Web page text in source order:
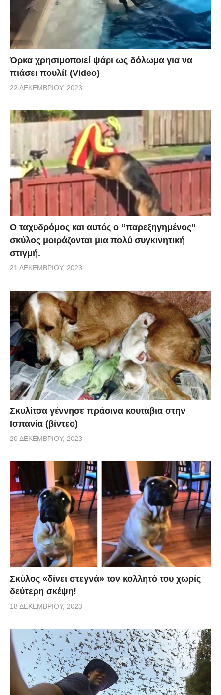
Όρκα χρησιμοποιεί ψάρι ως δόλωμα για να
πιάσει πουλί! (Video)
22 ΔΕΚΕΜΒΡΊΟΥ, 2023
Ο ταχυδρόμος και αυτός ο “παρεξηγημένος”
σκύλος μοιράζονται μια πολύ συγκινητική
στιγμή.
21 ΔΕΚΕΜΒΡΊΟΥ, 2023
Σκυλίτσα γέννησε πράσινα κουτάβια στην
Ισπανία (βίντεο)
20 ΔΕΚΕΜΒΡΊΟΥ, 2023
Σκύλος «δίνει στεγνά» τον κολλητό του χωρίς
δεύτερη σκέψη!
18 ΔΕΚΕΜΒΡΊΟΥ, 2023